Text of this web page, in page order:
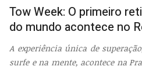
Tow Week: O primeiro
do mundo acontece no
A experiência única de
surfe e na mente, acontece na